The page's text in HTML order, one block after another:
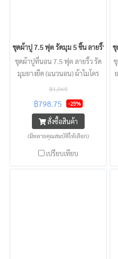
ชุดผ้าปู 7.5 ฟุต รัดมุม 5 ชิ้น ลายริ้ว
ชุดผ้าปูที่นอน 7.5 ฟุต ลายริ้ว รัด
มุมยางยืด (แนวนอน) ผ้าไมโคร
เทกซ์ KISS แบบโรงแรม นุ่มลื่น
ครอบคลุมทุกความหนาที่นอน
สัมผสเย็น นอนสบาย
฿1,065
฿798.75 -25%
สั่งซื้อสินค้า
(มีหลายคุณสมบัติให้เลือก)
เปรียบเทียบ
ชุ